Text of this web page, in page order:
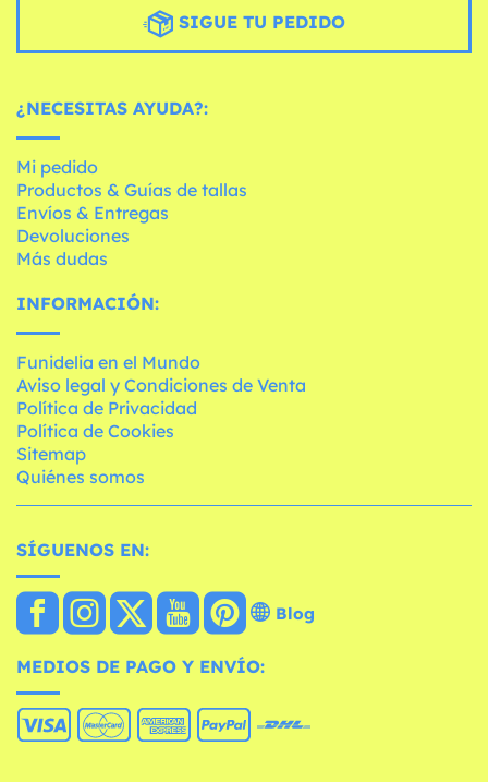
SIGUE TU PEDIDO
¿NECESITAS AYUDA?:
Mi pedido
Productos & Guías de tallas
Envíos & Entregas
Devoluciones
Más dudas
INFORMACIÓN:
Funidelia en el Mundo
Aviso legal y Condiciones de Venta
Política de Privacidad
Política de Cookies
Sitemap
Quiénes somos
SÍGUENOS EN:
Blog
MEDIOS DE PAGO Y ENVÍO: